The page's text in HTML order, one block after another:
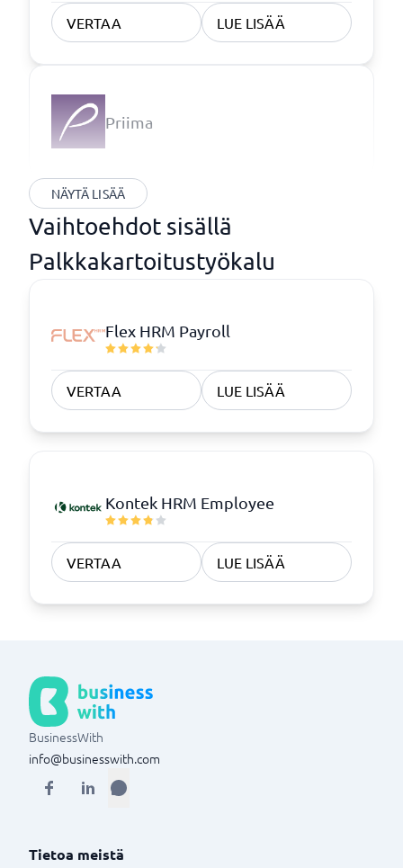
VERTAA LUE LISÄÄ
Priima
NÄYTÄ LISÄÄ
Vaihtoehdot sisällä
Palkkakartoitustyökalu
Flex HRM Payroll
VERTAA LUE LISÄÄ
Kontek HRM Employee
VERTAA LUE LISÄÄ
BusinessWith
info@businesswith.com
Tietoa meistä